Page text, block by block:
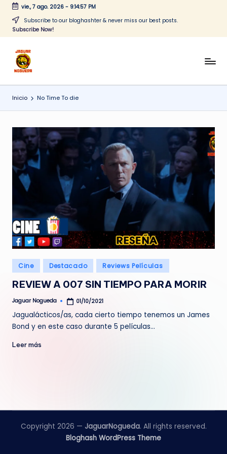
Saltar
vie., 7 ago. 2026- 9:14:57 PM
Subscribe to our bloghashter & never miss our best posts.
Subscribe Now!
J
a
g
a
r
N
g
u
e
d
a
CONTENIDO
Inicio No Time To die
Publicado
en
Cine Destacado Reviews Películas
REVIEW A 007 SIN TIEMPO PARA MORIR
Publicado
Jaguar Nogueda 01/10/2021
Jagualácticos/as, cada cierto tiempo tenemos un James
Bond y en este caso durante 5 películas…
Leer más
Copyright 2026 — JaguarNogueda. All rights reserved.
Bloghash WordPress Theme